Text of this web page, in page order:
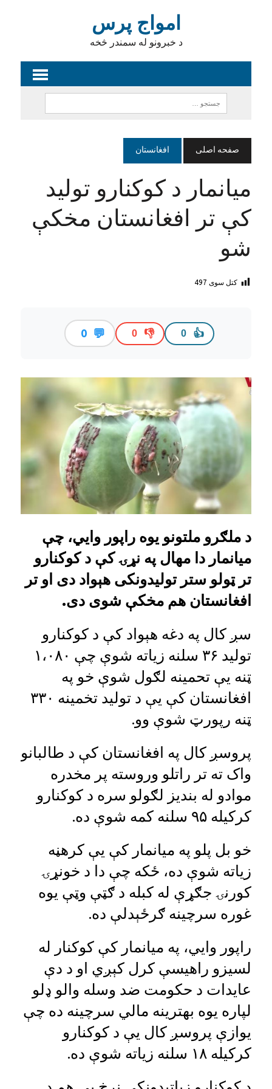
امواج پرس
د خبرونو له سمندر څخه
صفحه اصلی افغانستان
میانمار د کوکنارو تولید
کې تر افغانستان مخکې
شو
کتل سوی 497
👍
0
👎
0
💬
0
د ملګرو ملتونو یوه راپور وايي، چې
میانمار دا مهال په نړۍ کې د کوکنارو
تر ټولو ستر تولیدونکی هېواد دی او تر
افغانستان هم مخکې شوی دی.
سږ کال په دغه هېواد کې د کوکنارو
تولید ۳۶ سلنه زیاته شوې چې ۱،۰۸۰
ټنه یې تحمینه لګول شوې خو په
افغانستان کې یې د تولید تخمینه ۳۳۰
ټنه رپورټ شوې وو.
پروسږ کال په افغانستان کې د طالبانو
واک ته تر راتلو وروسته پر مخدره
موادو له بندیز لګولو سره د کوکنارو
کرکیله ۹۵ سلنه کمه شوې ده.
خو بل پلو په میانمار کې یې کرهڼه
زیاته شوې ده، ځکه چې دا د خونړۍ
کورنۍ جګړې له کبله د ګټې وټې یوه
غوره سرچینه ګرځېدلې ده.
راپور وايي، په میانمار کې کوکنار له
لسیزو راهیسې کرل کېږي او د دې
عایدات د حکومت ضد وسله والو ډلو
لپاره یوه بهترینه مالي سرچینه ده چې
یوازې پروسږ کال یې د کوکنارو
کرکیله ۱۸ سلنه زیاته شوې ده.